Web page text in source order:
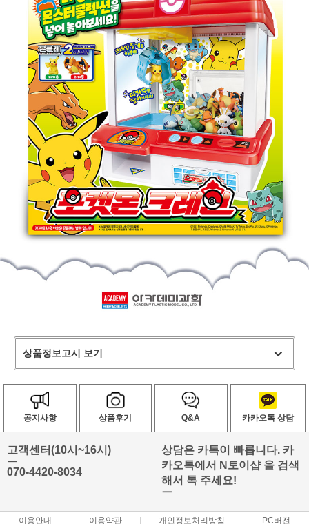
상품정보고시 보기
공지사항 상품후기 Q&A 카카오톡 상담
고객센터(10시~16시)
ㅡ
070-4420-8034
상담은 카톡이 빠릅니다. 카
카오톡에서 N토이샵 을 검색
해서 톡 주세요!
ㅡ
이용안내 이용약관 개인정보처리방침 PC버전